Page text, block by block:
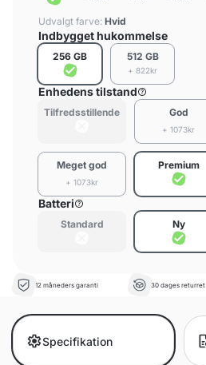
Udvalgt farve: Hvid
Indbygget hukommelse
256 GB 512 GB
+ 822kr
Enhedens tilstand
Tilfredsstillende
God
+ 1073kr
Meget god
+ 1073kr
Premium
Batteri
Standard Ny
12 måneders garanti 30 dages returret
Specifikation